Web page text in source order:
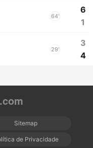
64'
6
1
29'
3
4
Sitemap
de Privacidade